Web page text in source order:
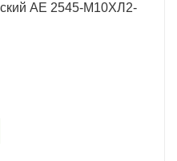
АЕ 2545-М10ХЛ2-